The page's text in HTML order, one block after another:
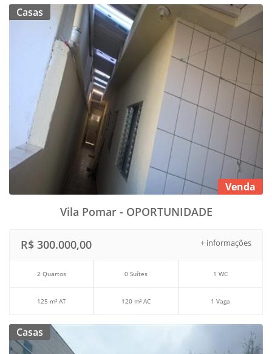
Casas
Venda
Vila Pomar - OPORTUNIDADE
+ informações
R$ 300.000,00
2 Quartos 0 Suítes 1 WC
125 m² AT 120 m² AC 1 Vaga
Casas